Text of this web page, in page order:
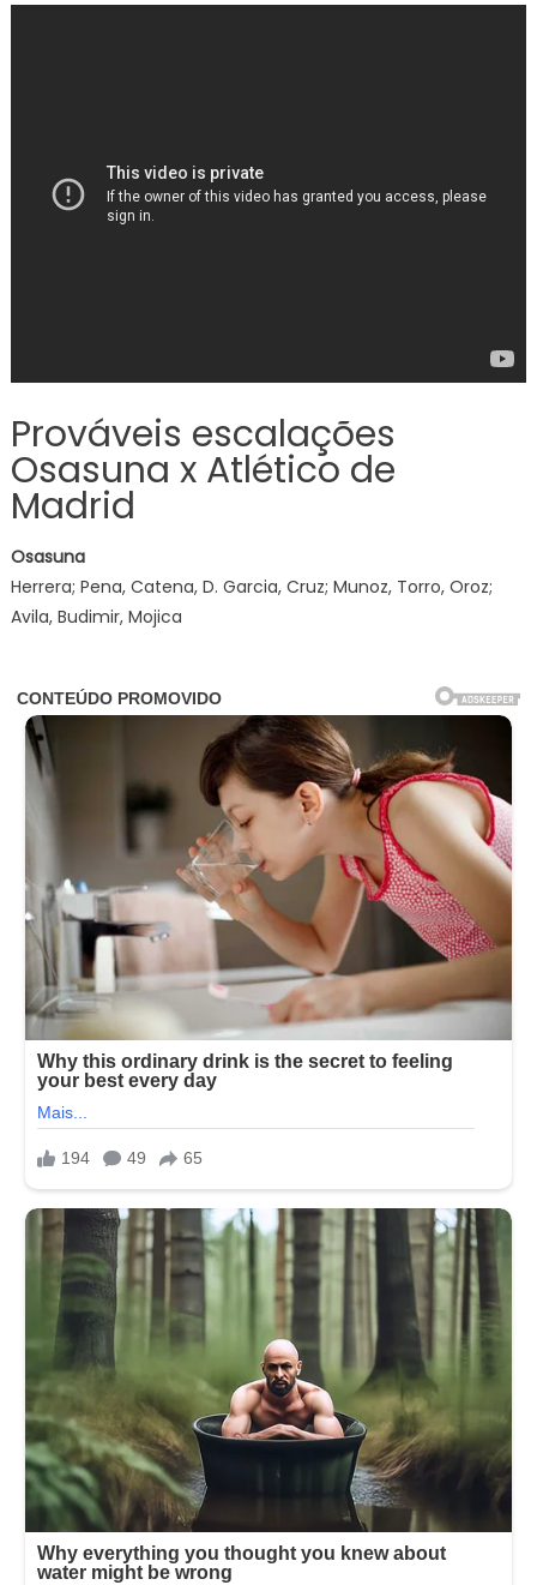
Prováveis escalações
Osasuna x Atlético de
Madrid
Osasuna
Herrera; Pena, Catena, D. Garcia, Cruz; Munoz, Torro, Oroz;
Avila, Budimir, Mojica